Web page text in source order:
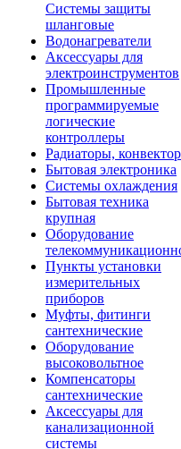
Системы защиты
шланговые
Водонагреватели
Аксессуары для
электроинструментов
Промышленные
программируемые
логические
контроллеры
Радиаторы,
Бытовая электроника
Системы охлаждения
Бытовая техника
крупная
Оборудование
Пункты установки
измерительных
приборов
Муфты, фитинги
сантехнические
Оборудование
высоковольтное
Компенсаторы
сантехнические
Аксессуары для
канализационной
системы